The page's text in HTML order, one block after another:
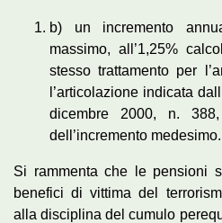
b) un incremento
massimo, all’1,25%
stesso trattamento per
l’articolazione indicata
dicembre 2000, n.
dell’incremento medesimo.
Si rammenta che le pensioni
benefici di vittima del
alla disciplina del cumulo